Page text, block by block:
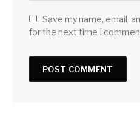
Save my name, email,
for the next time I